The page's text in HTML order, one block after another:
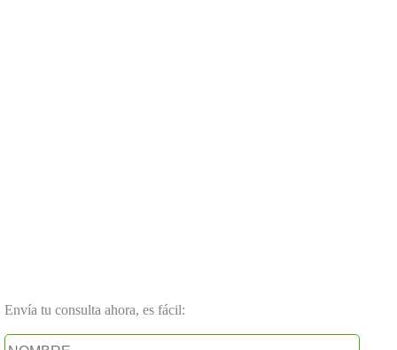
Envía tu consulta ahora, es fácil: